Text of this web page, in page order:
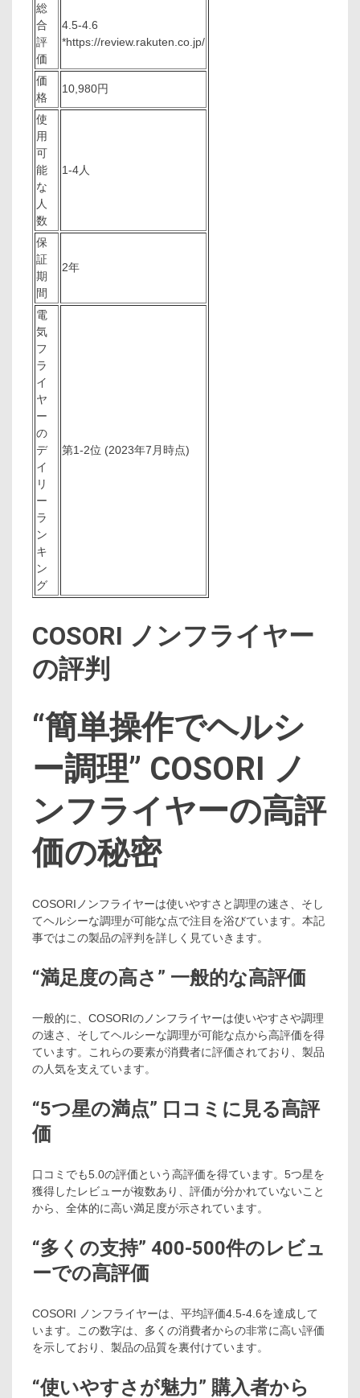
総
合
評
価
4.5-4.6
*https://review.rakuten.co.jp/
価
格
10,980円
使
用
可
能
な
人
数
1-4人
保
証
期
間
2年
電
気
フ
ラ
イ
ヤ
ー
の
デ
イ
リ
ー
ラ
ン
キ
ン
グ
第1-2位 (2023年7月時点)
COSORI ノンフライヤー
の評判
“簡単操作でヘルシ
ー調理” COSORI ノ
ンフライヤーの高評
価の秘密
COSORIノンフライヤーは使いやすさと調理の速さ、そし
てヘルシーな調理が可能な点で注目を浴びています。本記
事ではこの製品の評判を詳しく見ていきます。
“満足度の高さ” 一般的な高評価
一般的に、COSORIのノンフライヤーは使いやすさや調理
の速さ、そしてヘルシーな調理が可能な点から高評価を得
ています。これらの要素が消費者に評価されており、製品
の人気を支えています。
“5つ星の満点” 口コミに見る高評
価
口コミでも5.0の評価という高評価を得ています。5つ星を
獲得したレビューが複数あり、評価が分かれていないこと
から、全体的に高い満足度が示されています。
“多くの支持” 400-500件のレビュ
ーでの高評価
COSORI ノンフライヤーは、平均評価4.5-4.6を達成して
います。この数字は、多くの消費者からの非常に高い評価
を示しており、製品の品質を裏付けています。
“使いやすさが魅力” 購入者から